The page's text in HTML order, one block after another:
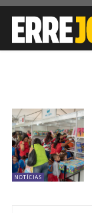
NOTÍCIAS